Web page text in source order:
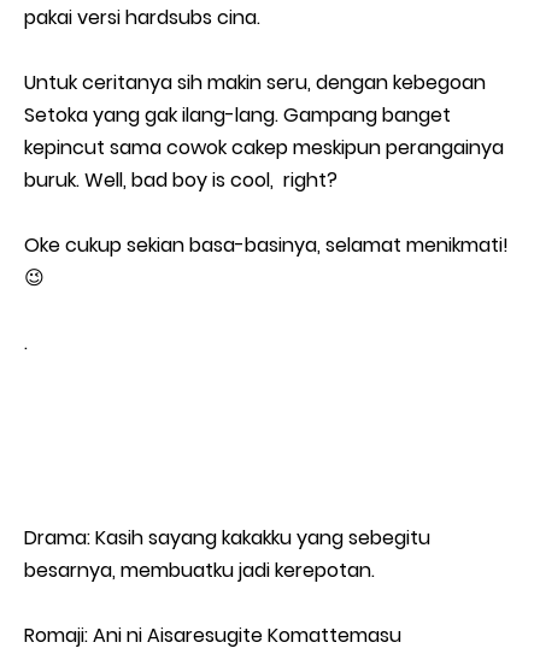
pakai versi hardsubs cina.
Untuk ceritanya sih makin seru, dengan kebegoan
Setoka yang gak ilang-lang. Gampang banget
kepincut sama cowok cakep meskipun perangainya
buruk. Well, bad boy is cool, right?
Oke cukup sekian basa-basinya, selamat menikmati!
😉
.
Drama: Kasih sayang kakakku yang sebegitu
besarnya, membuatku jadi kerepotan.
Romaji: Ani ni Aisaresugite Komattemasu